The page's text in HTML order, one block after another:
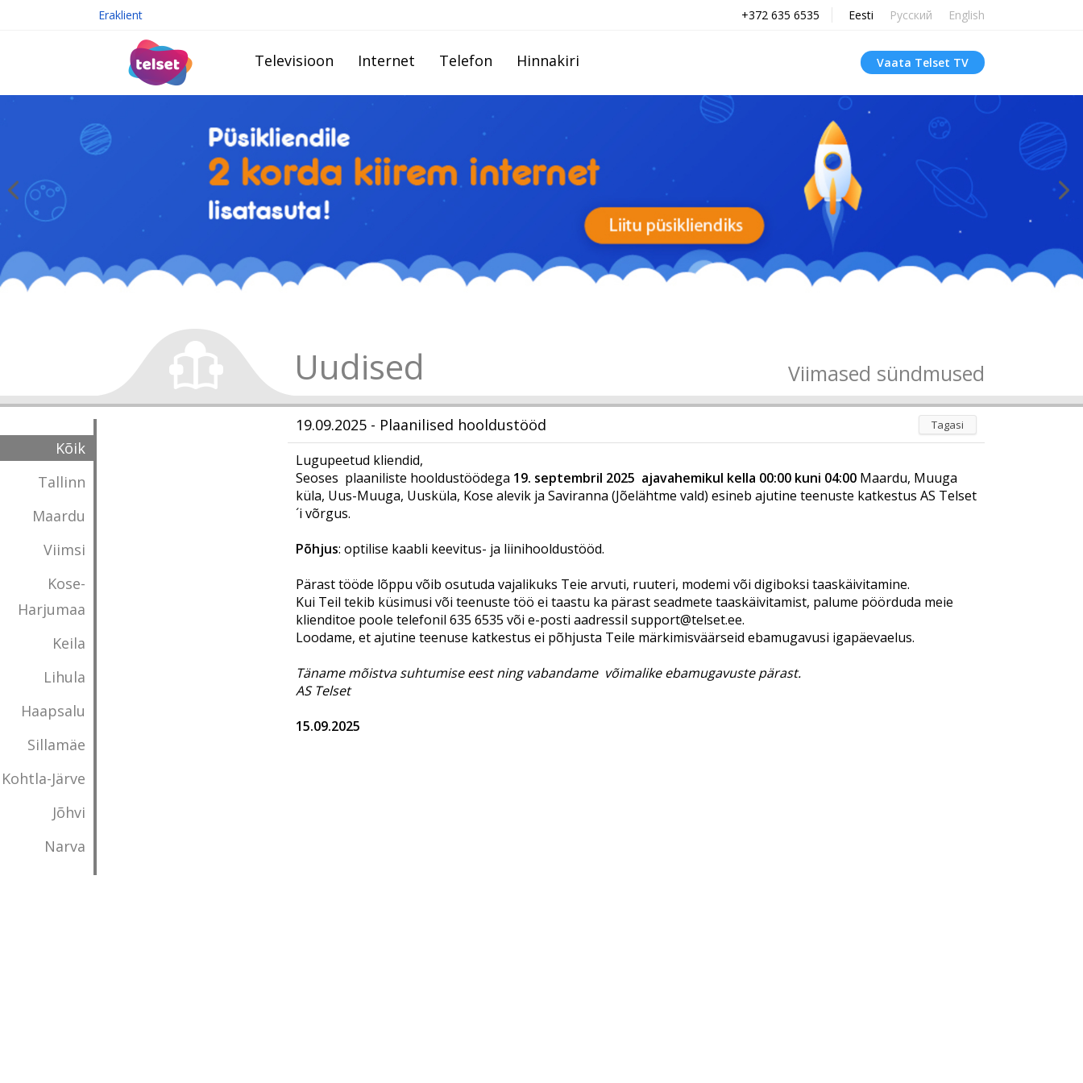
Eraklient +372 635 6535 Eesti Русский English
Televisioon Internet Telefon Hinnakiri Vaata Telset TV
Uudised Viimased sündmused
Kõik
Tallinn
Maardu
Viimsi
Kose-
Harjumaa
Keila
Lihula
Haapsalu
Sillamäe
Kohtla-Järve
Jõhvi
Narva
​19.09.2025 - Plaanilised hooldustööd Tagasi
Lugupeetud kliendid,
Seoses plaaniliste hooldustöödega 19. septembril 2025 ajavahemikul kella 00:00 kuni 04:00 Maardu, Muuga
küla, Uus-Muuga, Uusküla, Kose alevik ja Saviranna (Jõelähtme vald) esineb ajutine teenuste katkestus AS Telset
´i võrgus.
Põhjus: optilise kaabli keevitus- ja liinihooldustööd.
Pärast tööde lõppu võib osutuda vajalikuks Teie arvuti, ruuteri, modemi või digiboksi taaskäivitamine.
Kui Teil tekib küsimusi või teenuste töö ei taastu ka pärast seadmete taaskäivitamist, palume pöörduda meie
klienditoe poole telefonil 635 6535 või e-posti aadressil support@telset.ee.
Loodame, et ajutine teenuse katkestus ei põhjusta Teile märkimisväärseid ebamugavusi igapäevaelus.
Täname mõistva suhtumise eest ning vabandame võimalike ebamugavuste pärast.
AS Telset
15.09.2025